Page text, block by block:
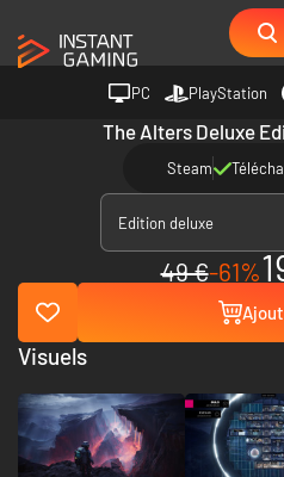
PC PlayStation
The Alters Deluxe
Steam
Edition deluxe
49 €-61%
Visuels